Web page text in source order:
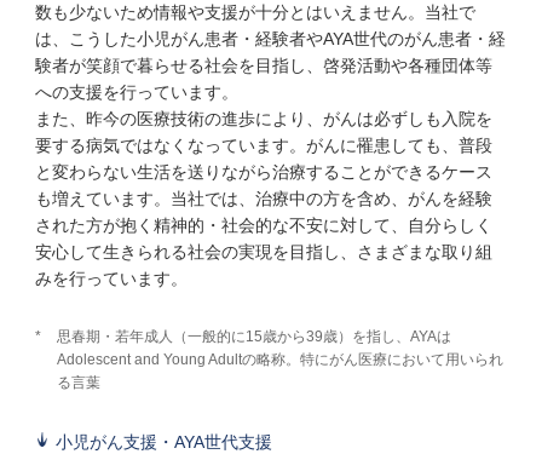
数も少ないため情報や支援が十分とはいえません。当社で
は、こうした小児がん患者・経験者やAYA世代のがん患者・経
験者が笑顔で暮らせる社会を目指し、啓発活動や各種団体等
への支援を行っています。
また、昨今の医療技術の進歩により、がんは必ずしも入院を
要する病気ではなくなっています。がんに罹患しても、普段
と変わらない生活を送りながら治療することができるケース
も増えています。当社では、治療中の方を含め、がんを経験
された方が抱く精神的・社会的な不安に対して、自分らしく
安心して生きられる社会の実現を目指し、さまざまな取り組
みを行っています。
*
思春期・若年成人（一般的に15歳から39歳）を指し、AYAは
Adolescent and Young Adultの略称。特にがん医療において用いられ
る言葉
小児がん支援・AYA世代支援